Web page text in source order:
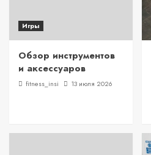
Игры
Обзор инструментов
и аксессуаров
fitness_insi 13 июля 2026